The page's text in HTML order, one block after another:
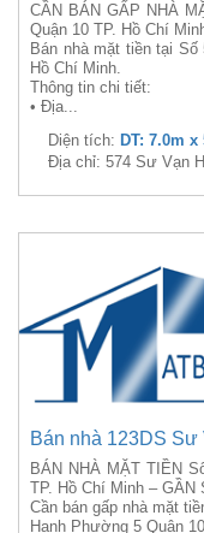
CẦN BÁN GẤP NHÀ
Quận 10 TP. Hồ Chí
Bán nhà mặt tiền tại
Hồ Chí Minh.
Thông tin chi tiết:
• Địa...
Diện tích: DT: 7.0m
Địa chỉ: 574 Sư Vạn
Bán nhà 123DS
BÁN NHÀ MẶT TIỀN
TP. Hồ Chí Minh –
Cần bán gấp nhà mặt
Hạnh Phường 5 Quận